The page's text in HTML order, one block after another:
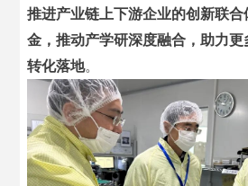
推进产业链上下游企业的创新联
金，推动产学研深度融合，助力
转化落地。